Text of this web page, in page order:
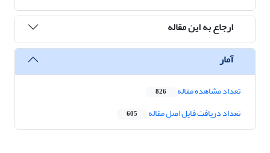
ارجاع به این مقاله
آمار
تعداد مشاهده مقاله 826
تعداد دریافت فایل اصل مقاله 605